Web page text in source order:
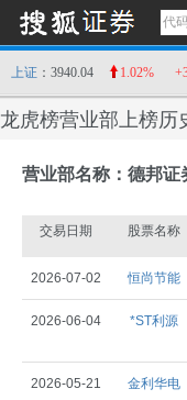
上证 ：3940.04 1.02%
龙虎榜营业部上榜历
营业部名称：德邦证
交易日期 股票名称
2026-07-02 恒尚节能
2026-06-04 *ST利源
2026-05-21 金利华电